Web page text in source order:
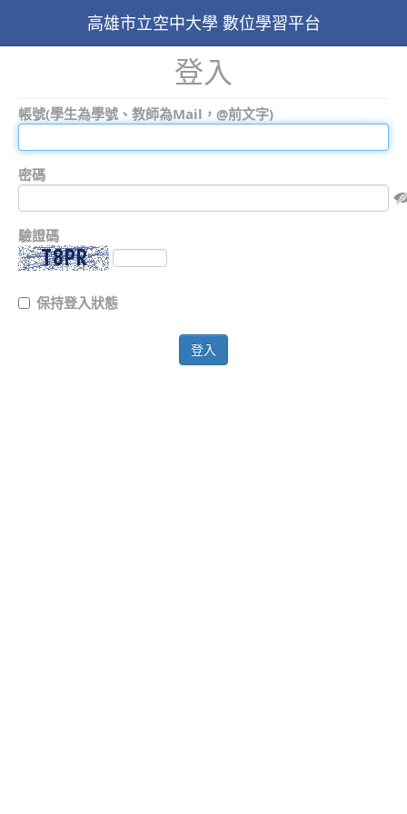
高雄市立空中大學 數位學習平台
登入
帳號(學生為學號、教師為Mail，@前文字)
密碼
驗證碼
保持登入狀態
登入